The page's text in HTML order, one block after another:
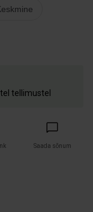
tellimustel
Saada sõnum